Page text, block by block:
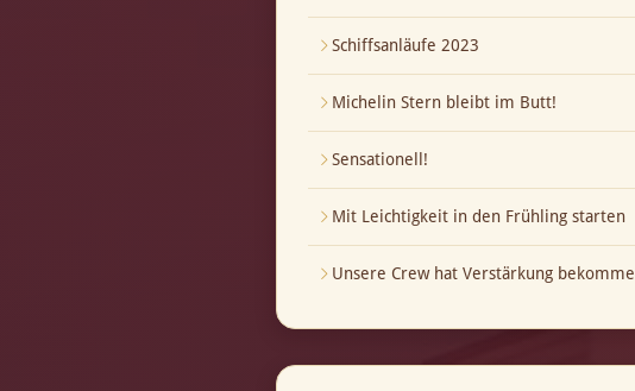
Schiffsanläufe 2023
Michelin Stern bleibt im Butt!
Sensationell!
Mit Leichtigkeit in den Frühling starten
Unsere Crew hat Verstärkung